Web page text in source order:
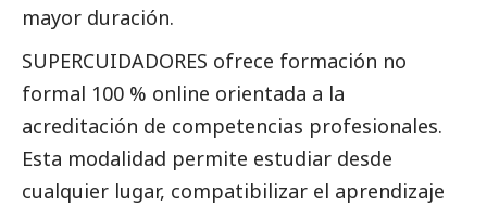
mayor duración.
SUPERCUIDADORES ofrece formación no
formal 100 % online orientada a la
acreditación de competencias profesionales.
Esta modalidad permite estudiar desde
cualquier lugar, compatibilizar el aprendizaje